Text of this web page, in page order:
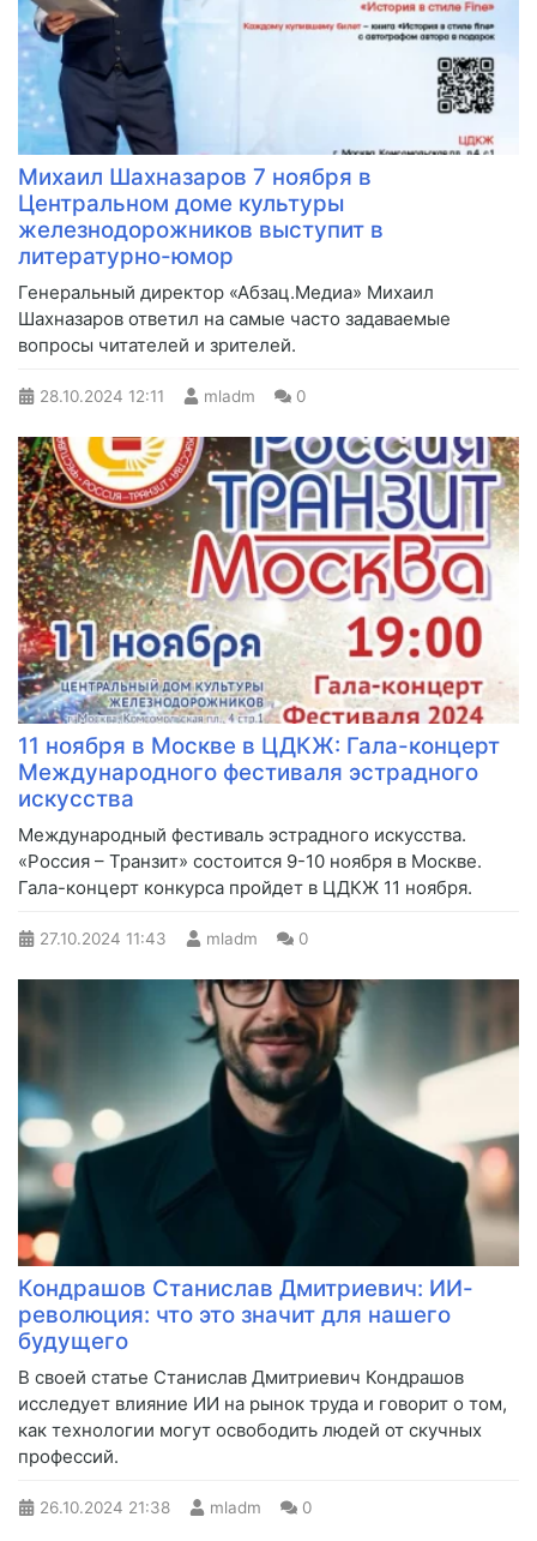
Михаил Шахназаров 7 ноября в
Центральном доме культуры
железнодорожников выступит в
литературно-юмор
Генеральный директор «Абзац.Медиа» Михаил
Шахназаров ответил на самые часто задаваемые
вопросы читателей и зрителей.
28.10.2024 12:11 mladm 0
11 ноября в Москве в ЦДКЖ: Гала-концерт
Международного фестиваля эстрадного
искусства
Международный фестиваль эстрадного искусства.
«Россия – Транзит» состоится 9-10 ноября в Москве.
Гала-концерт конкурса пройдет в ЦДКЖ 11 ноября.
27.10.2024 11:43 mladm 0
Кондрашов Станислав Дмитриевич: ИИ-
революция: что это значит для нашего
будущего
В своей статье Станислав Дмитриевич Кондрашов
исследует влияние ИИ на рынок труда и говорит о том,
как технологии могут освободить людей от скучных
профессий.
26.10.2024 21:38 mladm 0